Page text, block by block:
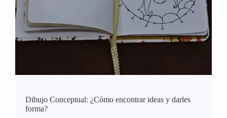
Dibujo Conceptual: ¿Cómo encontrar ideas y darles
forma?